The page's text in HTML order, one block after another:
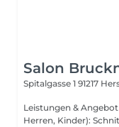
Salon
Spitalgasse 1 91217
Leistungen &
Herren, Kinder): Schnitt, Farbe,